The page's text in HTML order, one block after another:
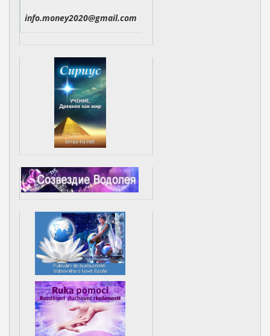
info.money2020@gmail.com